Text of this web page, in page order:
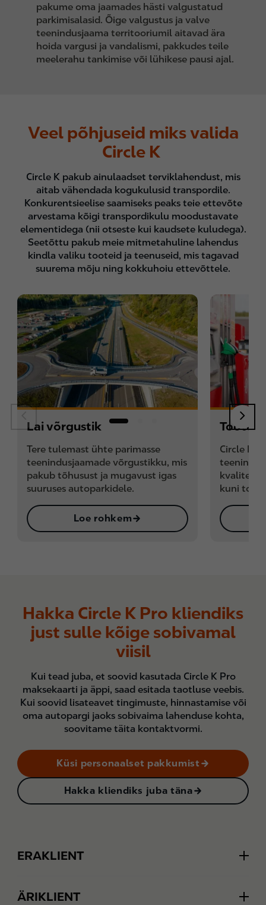
pakume oma jaamades hästi valgustatud
parkimisalasid. Õige valgustus ja valve
teenindusjaama territooriumil aitavad ära
hoida vargusi ja vandalismi, pakkudes teile
meelerahu tankimise või lühikese pausi ajal.
Veel põhjuseid miks valida
Circle K
Circle K pakub ainulaadset terviklahendust, mis
aitab vähendada kogukulusid transpordile.
Konkurentsieelise saamiseks peaks teie ettevõte
arvestama kõigi transpordikulu moodustavate
elementidega (nii otseste kui kaudsete kuludega).
Seetõttu pakub meie mitmetahuline lahendus
kindla valiku tooteid ja teenuseid, mis tagavad
suurema mõju ning kokkuhoiu ettevõttele.
Lai võrgustik
Tere tulemast ühte parimasse
teenindusjaamade võrgustikku, mis
pakub tõhusust ja mugavust igas
suuruses autoparkidele.
Loe rohkem
Tooted
Circle K-
kvaliteeti
kuni
Hakka Circle K Pro kliendiks
just sulle kõige sobivamal
viisil
Kui tead juba, et soovid kasutada Circle K Pro
maksekaarti ja äppi, saad esitada taotluse veebis.
Kui soovid lisateavet tingimuste, hinnastamise või
oma autopargi jaoks sobivaima lahenduse kohta,
soovitame täita kontaktvormi.
Küsi personaalset pakkumist
Hakka kliendiks juba täna
ERAKLIENT
ÄRIKLIENT